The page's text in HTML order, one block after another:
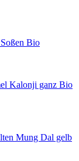
Bio
Kalonji ganz Bio
Mung Dal gelb